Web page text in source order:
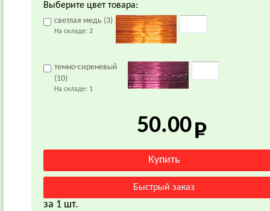
Выберите цвет товара:
светлая медь (3)
На складе: 2
темно-сиреневый
(10)
На складе: 1
50.00
за 1 шт.